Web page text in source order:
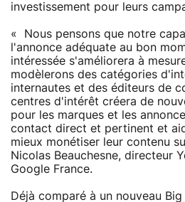
investissement pour leurs
« Nous pensons que notre
l'annonce adéquate au bon
intéressée s'améliorera à
modèlerons des catégories
internautes et des éditeurs de
centres d'intérêt créera de
pour les marques et les
contact direct et pertinent et
mieux monétiser leur contenu
Nicolas Beauchesne, directeur
Google France.
Déjà comparé à un nouveau